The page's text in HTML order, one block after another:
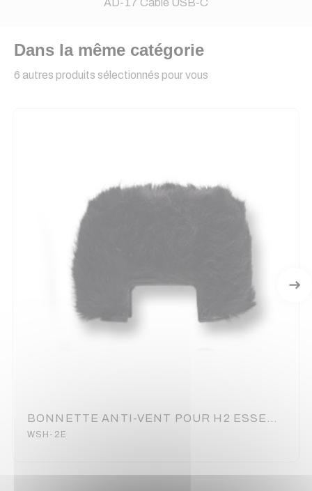
AD-17 Câble USB-C
Dans la même catégorie
6 autres produits sélectionnés pour vous
WSH-2E